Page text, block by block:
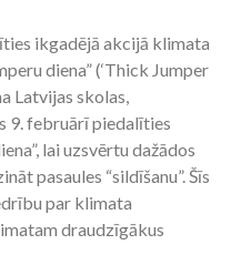
ikgadējā akcijā klimata
diena” (‘Thick Jumper
Latvijas skolas,
9. februārī piedalīties
lai uzsvērtu dažādos
pasaules “sildīšanu”. Šīs
par klimata
draudzīgākus